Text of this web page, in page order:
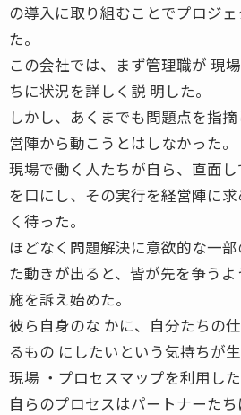
の導入に取り組むことでプロジ
た。
この会社では、まず管理職が 現
ちに状況を詳しく説 明した。
しかし、あくまでも問題点を指
営陣から動こうとはしなかった。
現場で働く人たちが自ら、直面
を口にし、その実行を経営陣に
く待った。
ほどなく問題解決に意欲的な一
た動きが出ると、皆が先を争う
施を訴え始めた。
彼ら自身のな かに、自分たちの
るもの にしたいという気持ちが
現場 ・プロセスマップを利用し
自らのプロセスはパートナーた